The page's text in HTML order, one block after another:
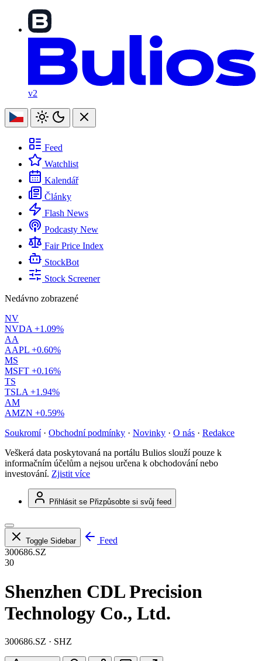
v2
Feed
Watchlist
Kalendář
Články
Flash News
Podcasty New
Fair Price Index
StockBot
Stock Screener
Nedávno zobrazené
NV
NVDA +1.09%
AA
AAPL +0.60%
MS
MSFT +0.16%
TS
TSLA +1.94%
AM
AMZN +0.59%
Soukromí · Obchodní podmínky · Novinky · O nás · Redakce
Veškerá data poskytovaná na portálu Bulios slouží pouze k
informačním účelům a nejsou určena k obchodování nebo
investování. Zjistit více
Přihlásit se Přizpůsobte si svůj feed
Toggle Sidebar
Feed
300686.SZ
30
Shenzhen CDL Precision
Technology Co., Ltd.
300686.SZ · SHZ